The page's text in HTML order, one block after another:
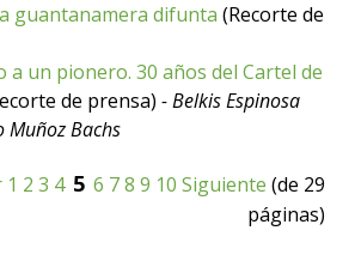
guantanamera difunta (Recorte de
a un pionero. 30 años del Cartel de
de prensa) - Belkis Espinosa
Muñoz Bachs
1 2 3 4 5 6 78 9 10 Siguiente (de 29
páginas)